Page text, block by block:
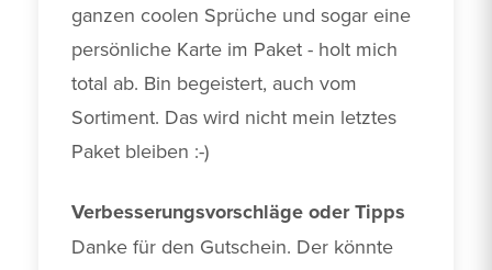
ganzen coolen Sprüche und sogar eine
persönliche Karte im Paket - holt mich
total ab. Bin begeistert, auch vom
Sortiment. Das wird nicht mein letztes
Paket bleiben :-)
Verbesserungsvorschläge oder Tipps
Danke für den Gutschein. Der könnte